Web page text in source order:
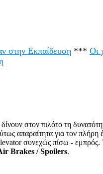
στην Εκπαίδευση *** Οι
στον πιλότο τη
απαραίτητα για τον πλήρη
συνεχώς πίσω -
Brakes / Spoilers.